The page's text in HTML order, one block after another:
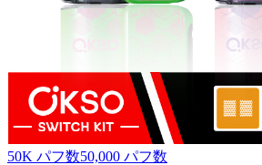
50K パフ数50,000 パフ数